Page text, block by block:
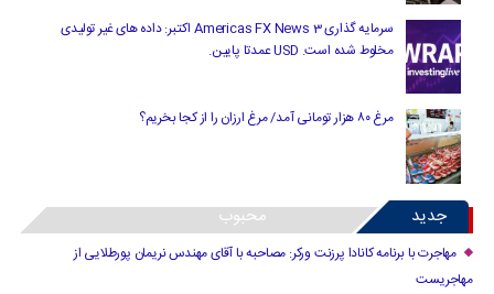
سرمایه گذاری Americas FX News 3 اکتبر: داده های غیر تولیدی
مخلوط شده است. USD عمدتا پایین.
مرغ ۸۰ هزار تومانی آمد/ مرغ ارزان را از کجا بخریم؟
جدید محبوب
مهاجرت با برنامه کانادا پرزنت ورکر: مصاحبه با آقای مهندس نریمان پورطلایی از
مهاجریست